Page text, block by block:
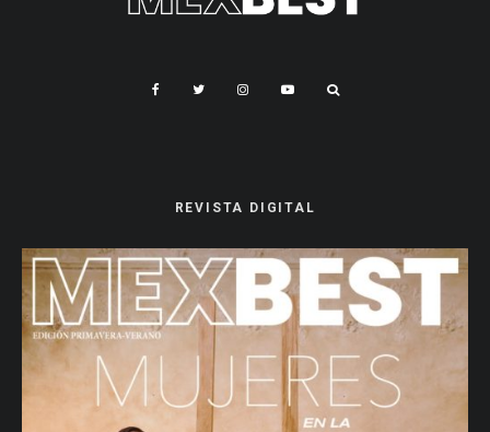
REVISTA DIGITAL